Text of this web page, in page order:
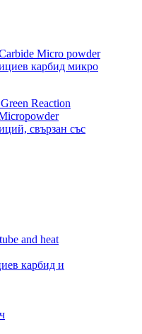
карбид микро
свързан със
карбид и